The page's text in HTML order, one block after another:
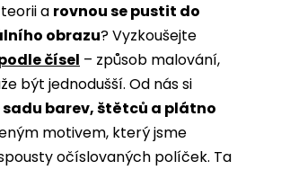
a rovnou se pustit do
obrazu? Vyzkoušejte
čísel ­­– způsob malování,
být jednodušší. Od nás si
barev, štětců a plátno
motivem, který jsme
očíslovaných políček. Ta